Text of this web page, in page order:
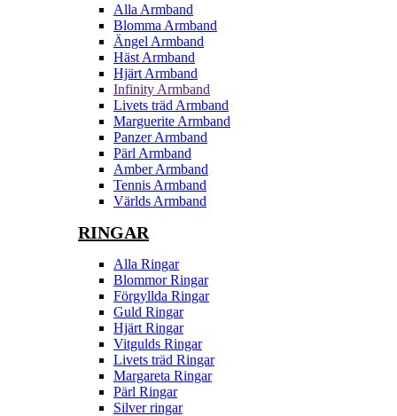
Alla Armband
Blomma Armband
Ängel Armband
Häst Armband
Hjärt Armband
Infinity Armband
Livets träd Armband
Marguerite Armband
Panzer Armband
Pärl Armband
Amber Armband
Tennis Armband
Världs Armband
RINGAR
Alla Ringar
Blommor Ringar
Förgyllda Ringar
Guld Ringar
Hjärt Ringar
Vitgulds Ringar
Livets träd Ringar
Margareta Ringar
Pärl Ringar
Silver ringar